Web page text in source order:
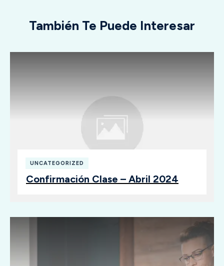
También Te Puede Interesar
UNCATEGORIZED
Confirmación Clase – Abril 2024